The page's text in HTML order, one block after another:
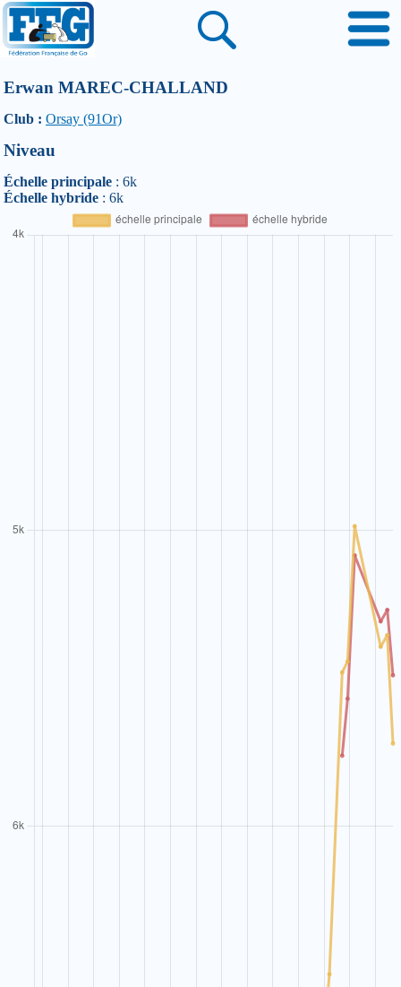
Erwan MAREC-CHALLAND
Club : Orsay (91Or)
Niveau
Échelle principale : 6k
Échelle hybride : 6k